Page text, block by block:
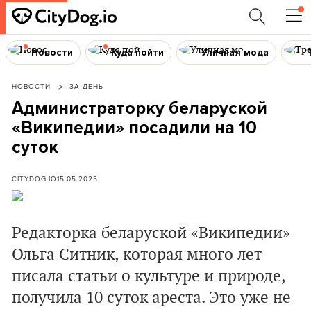
Новости Куда пойти Уличная мода
НОВОСТИ ЗА ДЕНЬ
Администраторку беларуской
«Википедии» посадили на 10
суток
CITYDOG.IO15.05.2025
Редакторка беларуской «Википедии»
Ольга Ситник, которая много лет
писала статьи о культуре и природе,
получила 10 суток ареста. Это уже не